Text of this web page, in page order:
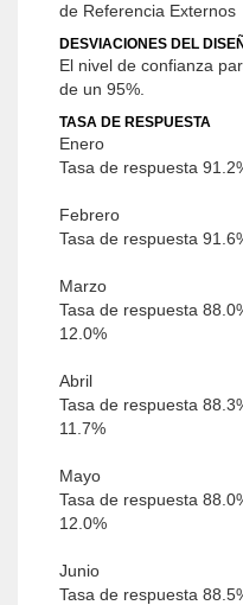
de Referencia Externos
DESVIACIONES DEL
El nivel de confianza
de un 95%.
TASA DE RESPUESTA
Enero
Tasa de respuesta
Febrero
Tasa de respuesta
Marzo
Tasa de respuesta
12.0%
Abril
Tasa de respuesta
11.7%
Mayo
Tasa de respuesta
12.0%
Junio
Tasa de respuesta